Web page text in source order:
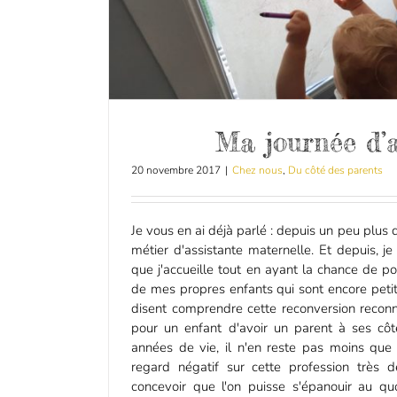
Ma journée
20 novembre 2017 | Chez nous, Du côté des parents
Je vous en ai déjà parlé : depuis un peu plus
métier d'assistante maternelle. Et depuis,
que j'accueille tout en ayant la chance de
de mes propres enfants qui sont encore
disent comprendre cette reconversion
pour un enfant d'avoir un parent à ses
années de vie, il n'en reste pas moins
regard négatif sur cette profession très
concevoir que l'on puisse s'épanouir au